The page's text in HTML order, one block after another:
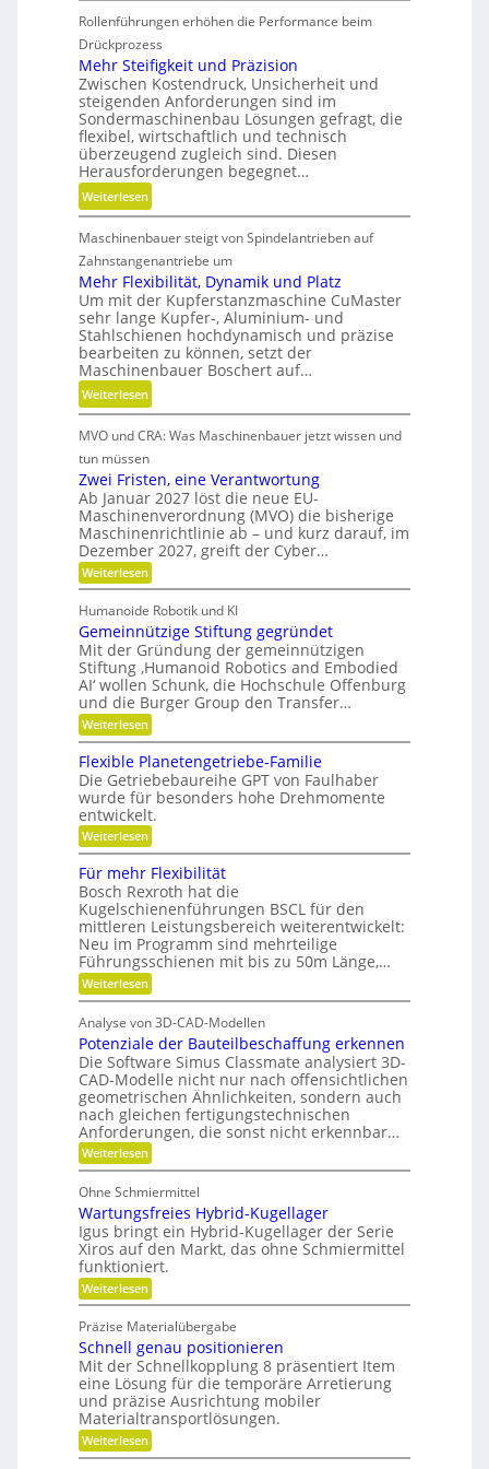
e
t
r
e
b
s
z
e
i
t
d
a
n
k
Ö
l
a
u
l
e
i
c
h
a
t
t
e
r
i
e
-
u
n
e
t
r
i
e
b
e
l
o
s
Rollenführungen erhöhen die Performance beim
Drückprozess
Mehr Steifigkeit und Präzision
Zwischen Kostendruck, Unsicherheit und
steigenden Anforderungen sind im
Sondermaschinenbau Lösungen gefragt, die
flexibel, wirtschaftlich und technisch
überzeugend zugleich sind. Diesen
Herausforderungen begegnet…
Weiterlesen:
M
e
h
r
S
t
e
i
f
i
k
e
i
u
n
d
P
r
ä
z
i
s
i
o
n
Maschinenbauer steigt von Spindelantrieben auf
Zahnstangenantriebe um
Mehr Flexibilität, Dynamik und Platz
Um mit der Kupferstanzmaschine CuMaster
sehr lange Kupfer-, Aluminium- und
Stahlschienen hochdynamisch und präzise
bearbeiten zu können, setzt der
Maschinenbauer Boschert auf…
Weiterlesen:
M
e
h
r
F
l
e
x
i
l
i
ä
t
,
D
y
n
a
m
k
u
n
d
P
l
t
z
MVO und CRA: Was Maschinenbauer jetzt wissen und
tun müssen
Zwei Fristen, eine Verantwortung
Ab Januar 2027 löst die neue EU-
Maschinenverordnung (MVO) die bisherige
Maschinenrichtlinie ab – und kurz darauf, im
Dezember 2027, greift der Cyber…
Weiterlesen:
Z
e
i
F
r
s
t
e
n
,
e
i
n
e
V
e
a
n
t
w
o
r
t
u
n
Humanoide Robotik und KI
Gemeinnützige Stiftung gegründet
Mit der Gründung der gemeinnützigen
Stiftung ‚Humanoid Robotics and Embodied
AI‘ wollen Schunk, die Hochschule Offenburg
und die Burger Group den Transfer…
Weiterlesen:
G
e
m
e
i
n
n
ü
z
i
g
e
S
t
i
f
t
n
g
g
e
g
r
ü
n
d
e
Flexible Planetengetriebe-Familie
Die Getriebebaureihe GPT von Faulhaber
wurde für besonders hohe Drehmomente
entwickelt.
Weiterlesen:
F
e
x
i
b
l
e
P
l
a
n
t
e
n
g
e
t
r
i
e
b
e
-
F
a
m
i
l
i
e
Für mehr Flexibilität
Bosch Rexroth hat die
Kugelschienenführungen BSCL für den
mittleren Leistungsbereich weiterentwickelt:
Neu im Programm sind mehrteilige
Führungsschienen mit bis zu 50m Länge,…
Weiterlesen:
F
r
m
e
h
r
F
l
e
x
i
i
l
i
t
ä
t
Analyse von 3D-CAD-Modellen
Potenziale der Bauteilbeschaffung erkennen
Die Software Simus Classmate analysiert 3D-
CAD-Modelle nicht nur nach offensichtlichen
geometrischen Ähnlichkeiten, sondern auch
nach gleichen fertigungstechnischen
Anforderungen, die sonst nicht erkennbar…
Weiterlesen:
P
t
e
n
z
i
a
l
e
d
e
r
B
a
u
t
e
i
l
Ohne Schmiermittel
Wartungsfreies Hybrid-Kugellager
Igus bringt ein Hybrid-Kugellager der Serie
Xiros auf den Markt, das ohne Schmiermittel
funktioniert.
Weiterlesen:
W
r
t
u
n
g
s
f
r
e
Präzise Materialübergabe
Schnell genau positionieren
Mit der Schnellkopplung 8 präsentiert Item
eine Lösung für die temporäre Arretierung
und präzise Ausrichtung mobiler
Materialtransportlösungen.
Weiterlesen:
S